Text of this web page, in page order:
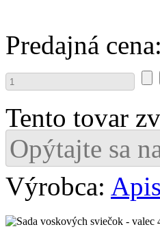
Predajná cena:
Tento tovar
Opýtajte sa
Výrobca: